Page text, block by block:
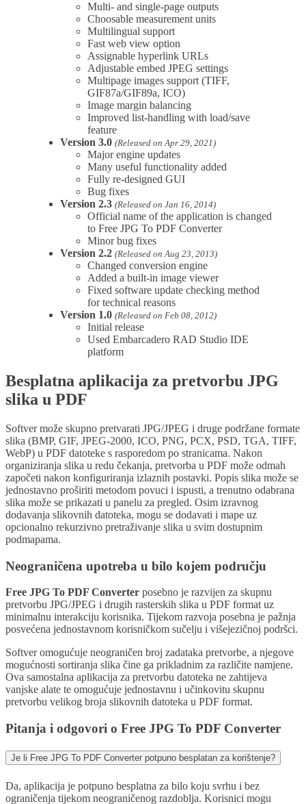
Multi- and single-page outputs
Choosable measurement units
Multilingual support
Fast web view option
Assignable hyperlink URLs
Adjustable embed JPEG settings
Multipage images support (TIFF,
GIF87a/GIF89a, ICO)
Image margin balancing
Improved list-handling with load/save
feature
Version 3.0 (Released on Apr 29, 2021)
Major engine updates
Many useful functionality added
Fully re-designed GUI
Bug fixes
Version 2.3 (Released on Jan 16, 2014)
Official name of the application is changed
to Free JPG To PDF Converter
Minor bug fixes
Version 2.2 (Released on Aug 23, 2013)
Changed conversion engine
Added a built-in image viewer
Fixed software update checking method
for technical reasons
Version 1.0 (Released on Feb 08, 2012)
Initial release
Used Embarcadero RAD Studio IDE
platform
Besplatna aplikacija za pretvorbu JPG
slika u PDF
Softver može skupno pretvarati JPG/JPEG i druge podržane formate
slika (BMP, GIF, JPEG-2000, ICO, PNG, PCX, PSD, TGA, TIFF,
WebP) u PDF datoteke s rasporedom po stranicama. Nakon
organiziranja slika u redu čekanja, pretvorba u PDF može odmah
započeti nakon konfiguriranja izlaznih postavki. Popis slika može se
jednostavno proširiti metodom povuci i ispusti, a trenutno odabrana
slika može se prikazati u panelu za pregled. Osim izravnog
dodavanja slikovnih datoteka, mogu se dodavati i mape uz
opcionalno rekurzivno pretraživanje slika u svim dostupnim
podmapama.
Neograničena upotreba u bilo kojem području
Free JPG To PDF Converter posebno je razvijen za skupnu
pretvorbu JPG/JPEG i drugih rasterskih slika u PDF format uz
minimalnu interakciju korisnika. Tijekom razvoja posebna je pažnja
posvećena jednostavnom korisničkom sučelju i višejezičnoj podršci.
Softver omogućuje neograničen broj zadataka pretvorbe, a njegove
mogućnosti sortiranja slika čine ga prikladnim za različite namjene.
Ova samostalna aplikacija za pretvorbu datoteka ne zahtijeva
vanjske alate te omogućuje jednostavnu i učinkovitu skupnu
pretvorbu velikog broja slikovnih datoteka u PDF format.
Pitanja i odgovori o Free JPG To PDF Converter
Je li Free JPG To PDF Converter potpuno besplatan za korištenje?
Da, aplikacija je potpuno besplatna za bilo koju svrhu i bez
ograničenja tijekom neograničenog razdoblja. Korisnici mogu